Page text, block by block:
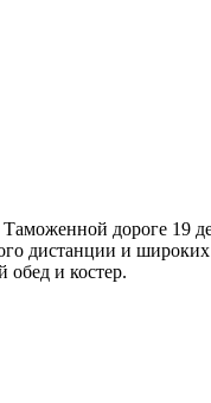
дороге 19
дистанции и широких
и костер.